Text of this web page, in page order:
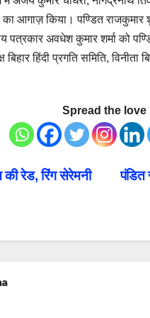
का आगाज़ किया। पण्डित
पत्रकार अवधेश कुमार शर्मा को
हिंदी प्रगति समिति,
Spread the love
पंडित
रेड, रिंग सेरेमनी